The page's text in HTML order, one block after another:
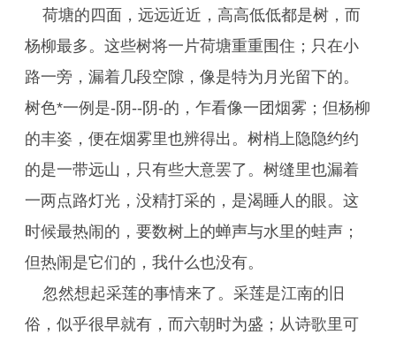
荷塘的四面，远远近近，高高低低都是树，而
杨柳最多。这些树将一片荷塘重重围住；只在小
路一旁，漏着几段空隙，像是特为月光留下的。
树色*一例是-阴--阴-的，乍看像一团烟雾；但杨柳
的丰姿，便在烟雾里也辨得出。树梢上隐隐约约
的是一带远山，只有些大意罢了。树缝里也漏着
一两点路灯光，没精打采的，是渴睡人的眼。这
时候最热闹的，要数树上的蝉声与水里的蛙声；
但热闹是它们的，我什么也没有。
忽然想起采莲的事情来了。采莲是江南的旧
俗，似乎很早就有，而六朝时为盛；从诗歌里可